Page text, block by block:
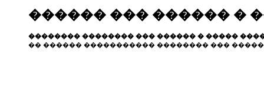
������ ��� ������ �
�������� �������� ��� ������ � �����
�� ������ ����������� �������� ���